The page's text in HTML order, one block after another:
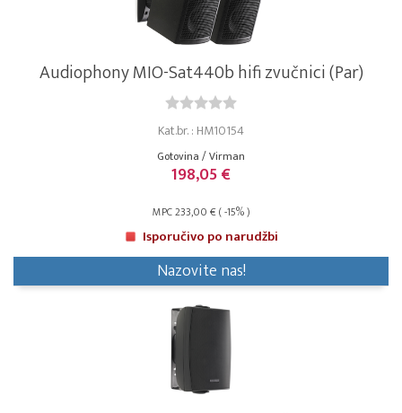
Audiophony MIO-Sat440b hifi zvučnici (Par)
Kat.br. : HM10154
Gotovina / Virman
198,05 €
MPC 233,00 € ( -15% )
Isporučivo po narudžbi
Nazovite nas!